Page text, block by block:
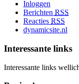
Inloggen
Berichten RSS
Reacties RSS
dynamicsite.nl
Interessante links
Interessante links